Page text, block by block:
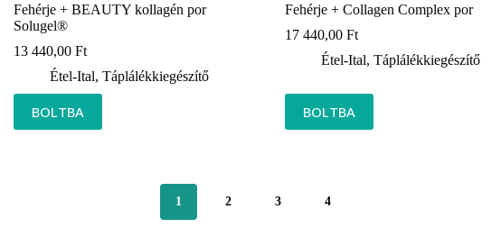
Fehérje + BEAUTY kollagén por
Solugel®
13 440,00 Ft
Étel-Ital, Táplálékkiegészítő
BOLTBA
Fehérje + Collagen Complex por
17 440,00 Ft
Étel-Ital, Táplálékkiegészítő
BOLTBA
1 2 3 4